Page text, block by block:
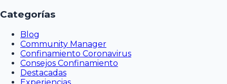
Categorías
Blog
Community Manager
Confinamiento Coronavirus
Consejos Confinamiento
Destacadas